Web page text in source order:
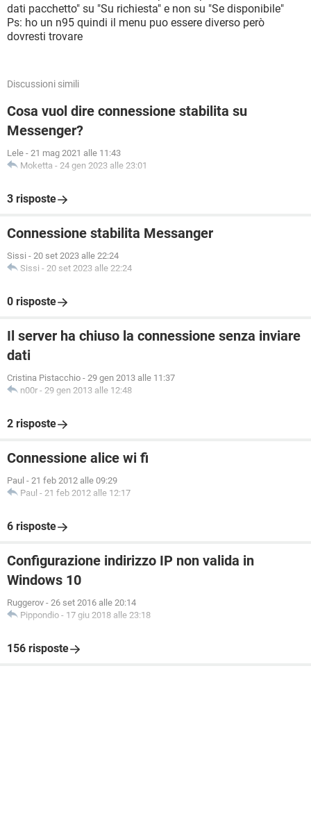
dati pacchetto" su "Su richiesta" e non su "Se disponibile"
Ps: ho un n95 quindi il menu puo essere diverso però
dovresti trovare
Discussioni simili
Cosa vuol dire connessione stabilita su
Messenger?
Lele - 21 mag 2021 alle 11:43
Moketta - 24 gen 2023 alle 23:01
3 risposte
Connessione stabilita Messanger
Sissi - 20 set 2023 alle 22:24
Sissi - 20 set 2023 alle 22:24
0 risposte
Il server ha chiuso la connessione senza inviare
dati
Cristina Pistacchio - 29 gen 2013 alle 11:37
n00r - 29 gen 2013 alle 12:48
2 risposte
Connessione alice wi fi
Paul - 21 feb 2012 alle 09:29
Paul - 21 feb 2012 alle 12:17
6 risposte
Configurazione indirizzo IP non valida in
Windows 10
Ruggerov - 26 set 2016 alle 20:14
Pippondio - 17 giu 2018 alle 23:18
156 risposte